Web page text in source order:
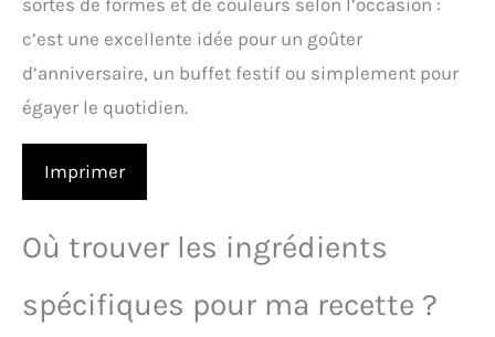
sortes de formes et de couleurs selon l’occasion :
c’est une excellente idée pour un goûter
d’anniversaire, un buffet festif ou simplement pour
égayer le quotidien.
Imprimer
Où trouver les ingrédients
spécifiques pour ma recette ?